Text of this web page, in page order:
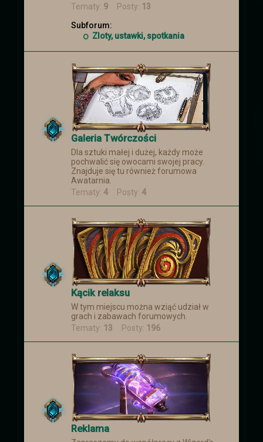
Tematy: 9 Posty: 13
Subforum:
Zloty, ustawki, spotkania
Galeria Twórczości
Dla sztuki małej i dużej, każdy może
pochwalić się owocami swojej pracy.
Znajduje się tu również forumowa
Awatarnia.
Tematy: 4 Posty: 4
Kącik relaksu
W tym miejscu można wziąć udział w
grach i zabawach forumowych.
Tematy: 13 Posty: 196
Reklama